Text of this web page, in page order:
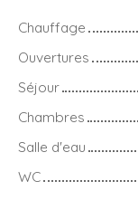
Chauffage
Ouvertures
Séjour
Chambres
Salle d'eau
WC